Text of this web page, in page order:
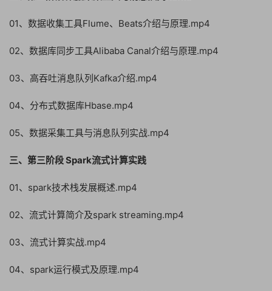
01、数据收集工具Flume、Beats介绍与原理.mp4
02、数据库同步工具Alibaba Canal介绍与原理.mp4
03、高吞吐消息队列Kafka介绍.mp4
04、分布式数据库Hbase.mp4
05、数据采集工具与消息队列实战.mp4
三、第三阶段 Spark流式计算实践
01、spark技术栈发展概述.mp4
02、流式计算简介及spark streaming.mp4
03、流式计算实战.mp4
04、spark运行模式及原理.mp4